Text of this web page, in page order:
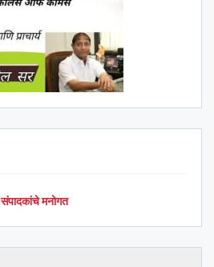
संपादकांचे मनोगत